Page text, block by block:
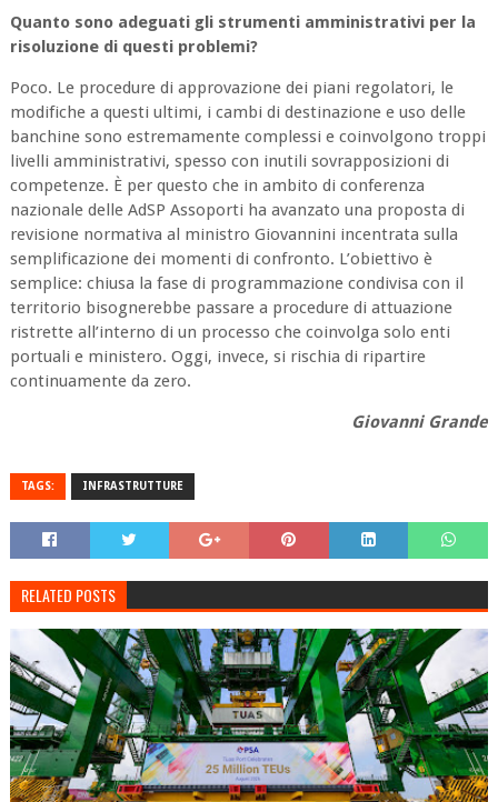
Quanto sono adeguati gli strumenti amministrativi per la
risoluzione di questi problemi?
Poco. Le procedure di approvazione dei piani regolatori, le
modifiche a questi ultimi, i cambi di destinazione e uso delle
banchine sono estremamente complessi e coinvolgono troppi
livelli amministrativi, spesso con inutili sovrapposizioni di
competenze. È per questo che in ambito di conferenza
nazionale delle AdSP Assoporti ha avanzato una proposta di
revisione normativa al ministro Giovannini incentrata sulla
semplificazione dei momenti di confronto. L’obiettivo è
semplice: chiusa la fase di programmazione condivisa con il
territorio bisognerebbe passare a procedure di attuazione
ristrette all’interno di un processo che coinvolga solo enti
portuali e ministero. Oggi, invece, si rischia di ripartire
continuamente da zero.
Giovanni Grande
TAGS: INFRASTRUTTURE
RELATED POSTS